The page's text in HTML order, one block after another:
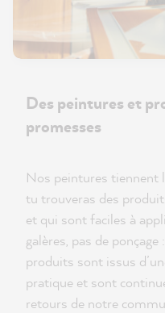
Des peintures et
promesses
Nos peintures tiennent
tu trouveras des
et qui sont faciles à
galères, pas de
produits sont issus
pratique et sont
retours de notre